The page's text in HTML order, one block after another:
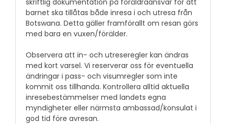
barnet ska tillåtas både inresa i och utresa från
Botswana. Detta gäller framförallt om resan görs
med bara en vuxen/förälder.
Observera att in- och utreseregler kan ändras
med kort varsel. Vi reserverar oss för eventuella
ändringar i pass- och visumregler som inte
kommit oss tillhanda. Kontrollera alltid aktuella
inresebestämmelser med landets egna
myndigheter eller närmsta ambassad/konsulat i
god tid före avresan.